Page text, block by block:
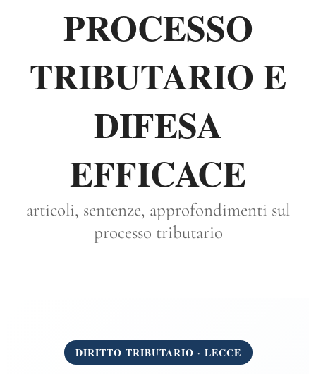
PROCESSO
TRIBUTARIO E
DIFESA
EFFICACE
articoli, sentenze, approfondimenti sul
processo tributario
DIRITTO TRIBUTARIO · LECCE